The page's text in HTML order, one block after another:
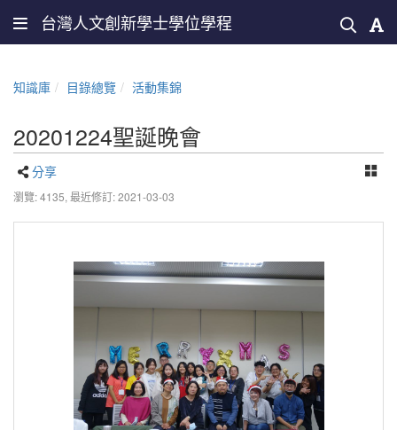
台灣人文創新學士學位學程
知識庫 目錄總覽 活動集錦
20201224聖誕晚會
分享
瀏覽: 4135, 最近修訂: 2021-03-03